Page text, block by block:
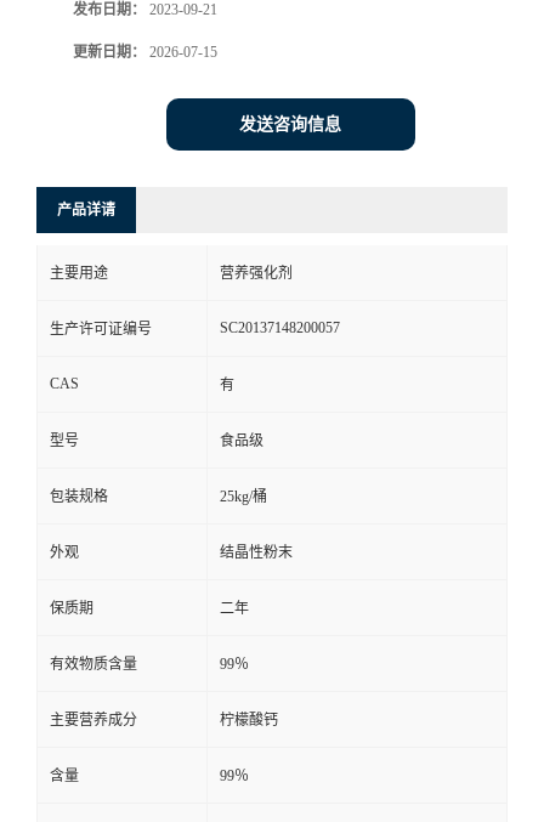
发布日期： 2023-09-21
更新日期： 2026-07-15
发送咨询信息
产品详请
主要用途 营养强化剂
生产许可证编号 SC20137148200057
CAS 有
型号 食品级
包装规格 25kg/桶
外观 结晶性粉末
保质期 二年
有效物质含量 99％
主要营养成分 柠檬酸钙
含量 99％